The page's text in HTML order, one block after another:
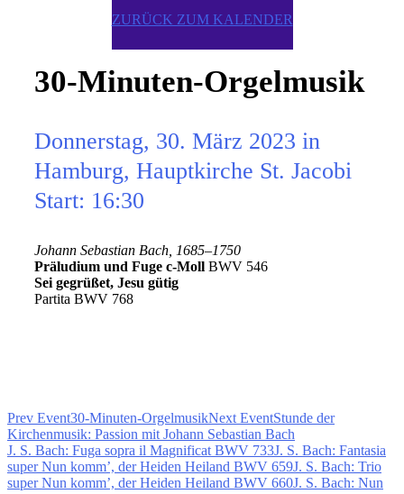
ZURÜCK ZUM KALENDER
30-Minuten-Orgelmusik
Donnerstag, 30. März 2023 in
Hamburg, Hauptkirche St. Jacobi
Start: 16:30
Johann Sebastian Bach, 1685–1750
Präludium und Fuge c-Moll BWV 546
Sei gegrüßet, Jesu gütig
Partita BWV 768
Prev Event30-Minuten-OrgelmusikNext EventStunde der
Kirchenmusik: Passion mit Johann Sebastian Bach
J. S. Bach: Fuga sopra il Magnificat BWV 733J. S. Bach: Fantasia
super Nun komm’, der Heiden Heiland BWV 659J. S. Bach: Trio
super Nun komm’, der Heiden Heiland BWV 660J. S. Bach: Nun